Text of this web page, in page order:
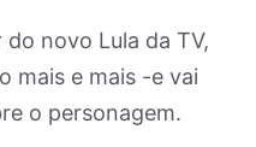
novo Lula da TV,
mais e mais -e vai
o personagem.